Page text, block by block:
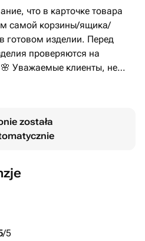
что в карточке товара
самой корзины/ящика/
готовом изделии. Перед
проверяются на
корзины, коробки и
а не её размеры. Для
мы измеряем и записываем
флористическом оазисе,
вынимать цветы из
Цветы установлены во
аккуратные
została
/5